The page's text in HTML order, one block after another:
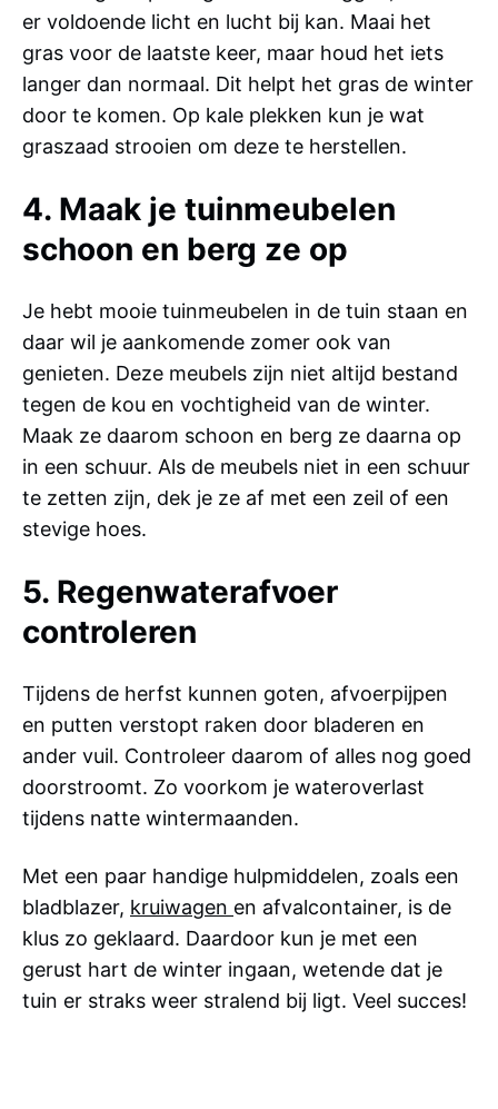
er voldoende licht en lucht bij kan. Maai het
gras voor de laatste keer, maar houd het iets
langer dan normaal. Dit helpt het gras de winter
door te komen. Op kale plekken kun je wat
graszaad strooien om deze te herstellen.
4. Maak je tuinmeubelen
schoon en berg ze op
Je hebt mooie tuinmeubelen in de tuin staan en
daar wil je aankomende zomer ook van
genieten. Deze meubels zijn niet altijd bestand
tegen de kou en vochtigheid van de winter.
Maak ze daarom schoon en berg ze daarna op
in een schuur. Als de meubels niet in een schuur
te zetten zijn, dek je ze af met een zeil of een
stevige hoes.
5. Regenwaterafvoer
controleren
Tijdens de herfst kunnen goten, afvoerpijpen
en putten verstopt raken door bladeren en
ander vuil. Controleer daarom of alles nog goed
doorstroomt. Zo voorkom je wateroverlast
tijdens natte wintermaanden.
Met een paar handige hulpmiddelen, zoals een
bladblazer, kruiwagen en afvalcontainer, is de
klus zo geklaard. Daardoor kun je met een
gerust hart de winter ingaan, wetende dat je
tuin er straks weer stralend bij ligt. Veel succes!